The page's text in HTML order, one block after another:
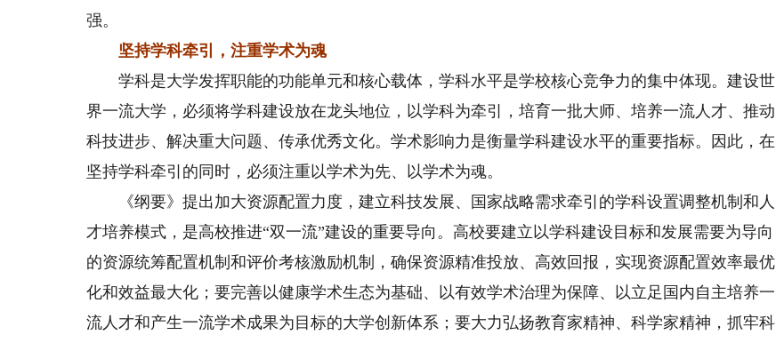
强。
坚持学科牵引，注重学术为魂
学科是大学发挥职能的功能单元和核心载体，学科水平是学校核心竞争力的集中体现。建设世
界一流大学，必须将学科建设放在龙头地位，以学科为牵引，培育一批大师、培养一流人才、推动
科技进步、解决重大问题、传承优秀文化。学术影响力是衡量学科建设水平的重要指标。因此，在
坚持学科牵引的同时，必须注重以学术为先、以学术为魂。
《纲要》提出加大资源配置力度，建立科技发展、国家战略需求牵引的学科设置调整机制和人
才培养模式，是高校推进“双一流”建设的重要导向。高校要建立以学科建设目标和发展需要为导向
的资源统筹配置机制和评价考核激励机制，确保资源精准投放、高效回报，实现资源配置效率最优
化和效益最大化；要完善以健康学术生态为基础、以有效学术治理为保障、以立足国内自主培养一
流人才和产生一流学术成果为目标的大学创新体系；要大力弘扬教育家精神、科学家精神，抓牢科